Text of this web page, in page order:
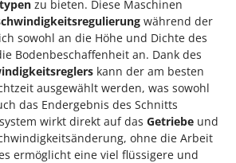
zu bieten. Diese Maschinen
während der
sowohl an die Höhe und Dichte des
Bodenbeschaffenheit an. Dank des
kann der am besten
ausgewählt werden, was sowohl
das Endergebnis des Schnitts
wirkt direkt auf das Getriebe und
ohne die Arbeit
ermöglicht eine viel flüssigere und